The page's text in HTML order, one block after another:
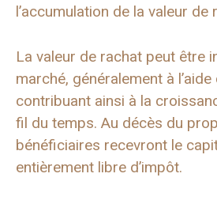
l’accumulation de la valeur
La valeur de rachat peut être
marché, généralement à
contribuant ainsi à la
fil du temps. Au décès du
bénéficiaires recevront le
entièrement libre d’impôt.